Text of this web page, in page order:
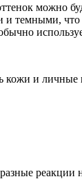
можно
темными, что
кожи и